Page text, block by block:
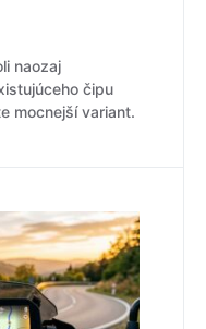
naozaj
čipu
mocnejší variant.